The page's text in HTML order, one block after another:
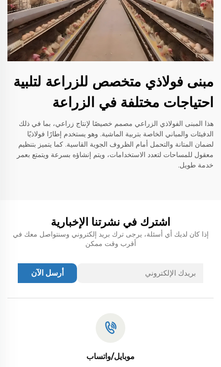
مبنى فولاذي متخصص للزراعة لتلبية
احتياجات مختلفة في الزراعة
هذا المبنى الفولاذي الزراعي مصمم خصيصًا لإنتاج زراعي، بما في ذلك
الدفيئات والمباني الخاصة بتربية الماشية. وهو يستخدم إطارًا فولاذيًا
لضمان المتانة والتحمل أمام الظروف الجوية القاسية. كما يتميز بتنظيم
معقول للمساحات لتعدد الاستخدامات، ويتم إنشاؤه بسرعة ويتمتع بعمر
خدمة طويل.
اشترك في نشرتنا الإخبارية
إذا كان لديك أي أسئلة، يرجى ترك بريد إلكتروني وسنتواصل معك في
أقرب وقت ممكن
أرسل الآن
موبايل/واتساب